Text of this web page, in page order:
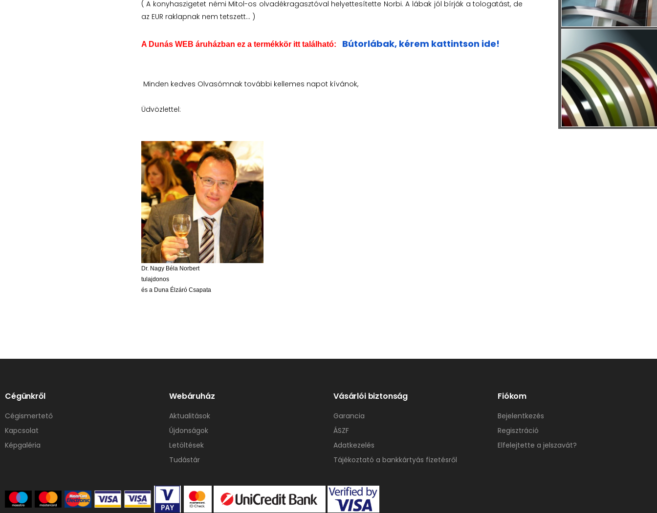
( A konyhaszigetet némi Mitol-os olvadékragasztóval helyettesítette Norbi. A lábak jól bírják a tologatást, de
az EUR raklapnak nem tetszett... )
A Dunás WEB áruházban ez a termékkör itt található: Bútorlábak, kérem kattintson ide!
Minden kedves Olvasómnak további kellemes napot kívánok,
Üdvözlettel:
Dr. Nagy Béla Norbert
tulajdonos
és a Duna Élzáró Csapata
Cégünkről
Cégismertető
Kapcsolat
Képgaléria
Webáruház
Aktualitások
Újdonságok
Letöltések
Tudástár
Vásárlói biztonság
Garancia
ÁSZF
Adatkezelés
Tájékoztató a bankkártyás fizetésről
Fiókom
Bejelentkezés
Regisztráció
Elfelejtette a jelszavát?